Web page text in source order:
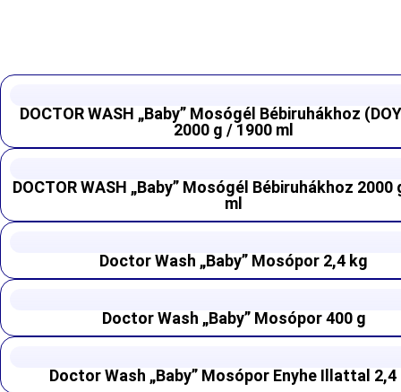
DOCTOR WASH „Baby” Mosógél Bébiruhákhoz
2000 g / 1900 ml
DOCTOR WASH „Baby” Mosógél Bébiruhákhoz 2000
ml
Doctor Wash „Baby” Mosópor 2,4 kg
Doctor Wash „Baby” Mosópor 400 g
Doctor Wash „Baby” Mosópor Enyhe Illattal 2,4